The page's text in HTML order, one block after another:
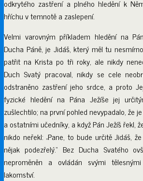
odkrytého zastření a plného hledění k
hříchu v temnotě a zaslepení.
Velmi varovným příkladem hledění na
Ducha Páně, je Jidáš, který měl tu
patřit na Krista po tři roky, ale nikdy
Duch Svatý pracoval, nikdy se cele
odstraněno zastření jeho srdce, a proto
fyzické hledění na Pána Ježíše jej
zušlechtilo; na první pohled nevypadalo, že
a ostatními učedníky, a když Pán Ježíš řekl,
nikdo neřekl: „Pane, to bude určitě Jidáš,
nějak podezřelý.“ Bez Ducha Svatého
neproměněn a ovládán svými
lakomství.